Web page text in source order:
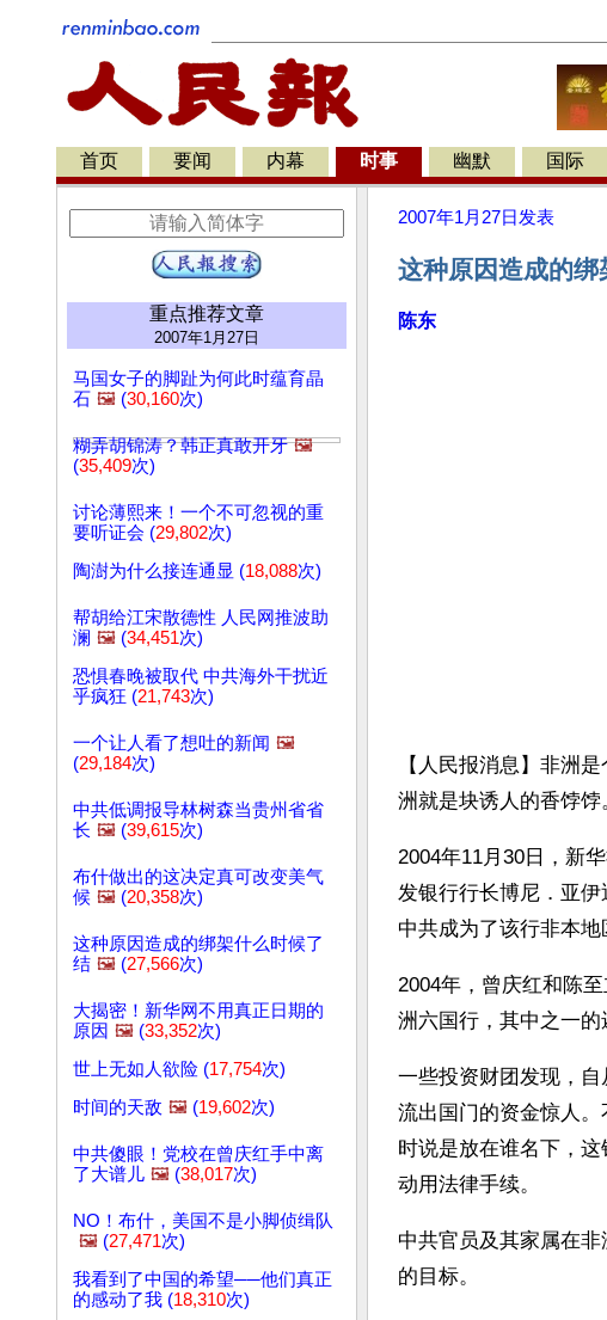
首页 要闻 内幕 时事 幽默 国际
重点推荐文章
2007年1月27日
马国女子的脚趾为何此时蕴育晶
石 🖼️ (30,160次)
糊弄胡锦涛？韩正真敢开牙 🖼️
(35,409次)
讨论薄熙来！一个不可忽视的重
要听证会 (29,802次)
陶澍为什么接连通显 (18,088次)
帮胡给江宋散德性 人民网推波助
澜 🖼️ (34,451次)
恐惧春晚被取代 中共海外干扰近
乎疯狂 (21,743次)
一个让人看了想吐的新闻 🖼️
(29,184次)
中共低调报导林树森当贵州省省
长 🖼️ (39,615次)
布什做出的这决定真可改变美气
候 🖼️ (20,358次)
这种原因造成的绑架什么时候了
结 🖼️ (27,566次)
大揭密！新华网不用真正日期的
原因 🖼️ (33,352次)
世上无如人欲险 (17,754次)
时间的天敌 🖼️ (19,602次)
中共傻眼！党校在曾庆红手中离
了大谱儿 🖼️ (38,017次)
NO！布什，美国不是小脚侦缉队
🖼️ (27,471次)
我看到了中国的希望──他们真正
的感动了我 (18,310次)
2007年1月27日 发表
这种原因造成的绑
陈东
【人民报消息】非洲
洲就是块诱人的香饽饽
2004年11月30日，新
发银行行长博尼．亚伊
中共成为了该行非本地
2004年，曾庆红和陈
洲六国行，其中之一的
一些投资财团发现，自
流出国门的资金惊人
时说是放在谁名下，
动用法律手续。
中共官员及其家属在
的目标。